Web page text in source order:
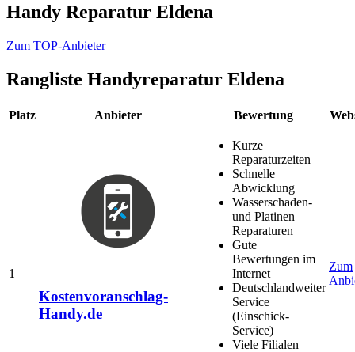
Handy Reparatur Eldena
Zum TOP-Anbieter
Rangliste Handyreparatur Eldena
Platz Anbieter Bewertung
1
Kostenvoranschlag-
Handy.de
Kurze
Reparaturzeiten
Schnelle
Abwicklung
Wasserschaden-
und Platinen
Reparaturen
Gute
Bewertungen im
Internet
Deutschlandweiter
Service
(Einschick-
Service)
Viele Filialen
Zum